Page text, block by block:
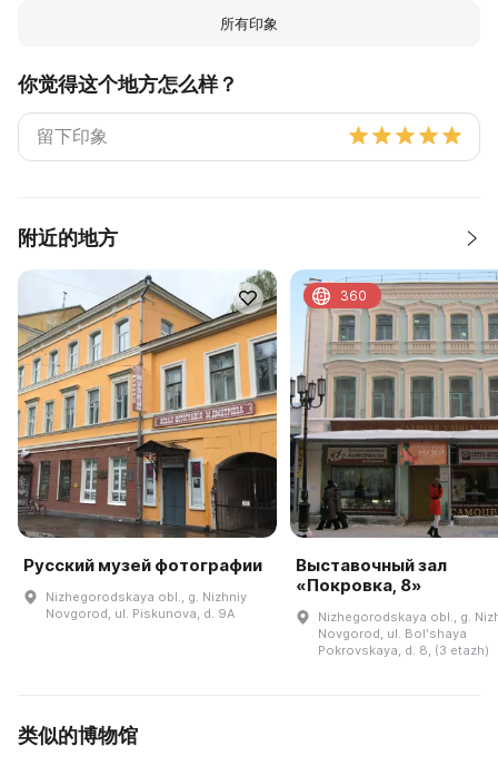
所有印象
你觉得这个地方怎么样？
附近的地方
Русский музей фотографии
Nizhegorodskaya obl., g. Nizhniy
Novgorod, ul. Piskunova, d. 9A
Выставочный зал
«Покровка, 8»
Nizhegorodskaya obl., g.
Novgorod, ul. Bolʹshaya
Pokrovskaya, d. 8, (3 etazh)
360
类似的博物馆